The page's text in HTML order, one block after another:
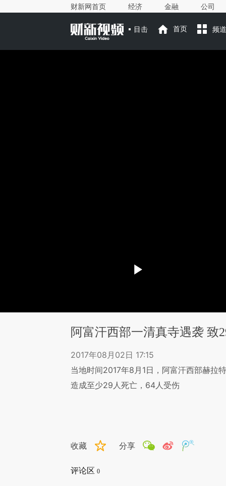
财新网首页 经济 金融 公司
目击 首页 频道
阿富汗西部一清真寺遇袭 致
2017年08月02日 17:15
当地时间2017年8月1日，阿富汗西部赫拉
造成至少29人死亡，64人受伤
收藏 分享
评论区 0